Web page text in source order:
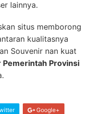
lainnya.
situs memborong
kualitasnya
Souvenir nan kuat
Pemerintah Provinsi
Google+